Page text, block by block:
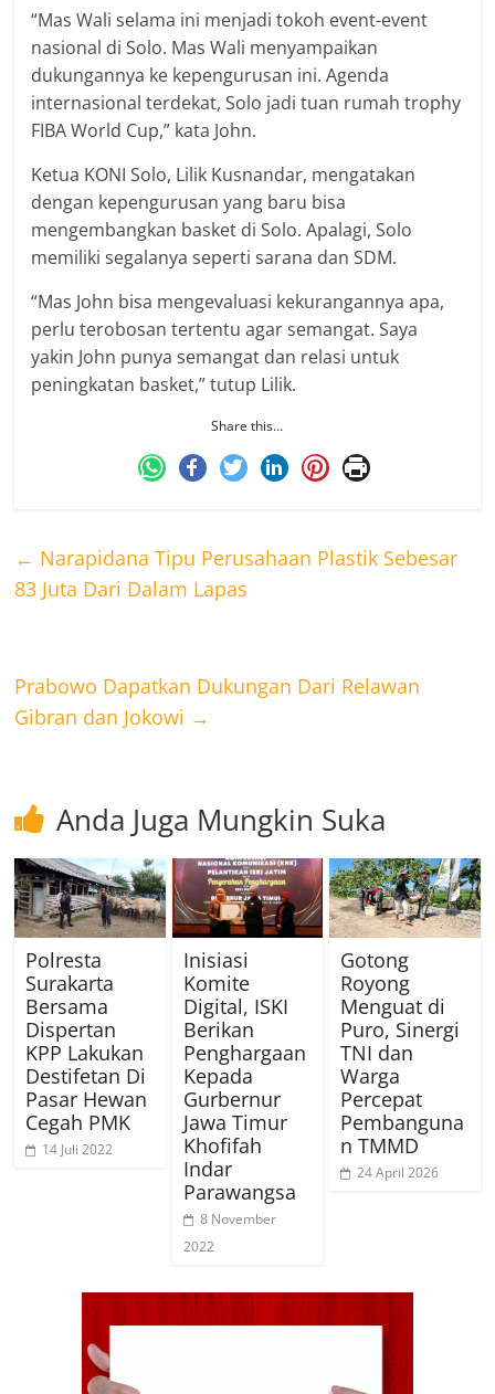
“Mas Wali selama ini menjadi tokoh event-event
nasional di Solo. Mas Wali menyampaikan
dukungannya ke kepengurusan ini. Agenda
internasional terdekat, Solo jadi tuan rumah trophy
FIBA World Cup,” kata John.
Ketua KONI Solo, Lilik Kusnandar, mengatakan
dengan kepengurusan yang baru bisa
mengembangkan basket di Solo. Apalagi, Solo
memiliki segalanya seperti sarana dan SDM.
“Mas John bisa mengevaluasi kekurangannya apa,
perlu terobosan tertentu agar semangat. Saya
yakin John punya semangat dan relasi untuk
peningkatan basket,” tutup Lilik.
Share this…
← Narapidana Tipu Perusahaan Plastik Sebesar
83 Juta Dari Dalam Lapas
Prabowo Dapatkan Dukungan Dari Relawan
Gibran dan Jokowi →
Anda Juga Mungkin Suka
Polresta
Surakarta
Bersama
Dispertan
KPP Lakukan
Destifetan Di
Pasar Hewan
Cegah PMK
14 Juli 2022
Inisiasi
Komite
Digital, ISKI
Berikan
Penghargaan
Kepada
Gurbernur
Jawa Timur
Khofifah
Indar
Parawangsa
8 November
2022
Gotong
Royong
Menguat di
Puro, Sinergi
TNI dan
Warga
Percepat
Pembanguna
n TMMD
24 April 2026